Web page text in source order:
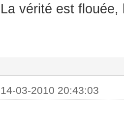
La vérité est
14-03-2010 20:43:03